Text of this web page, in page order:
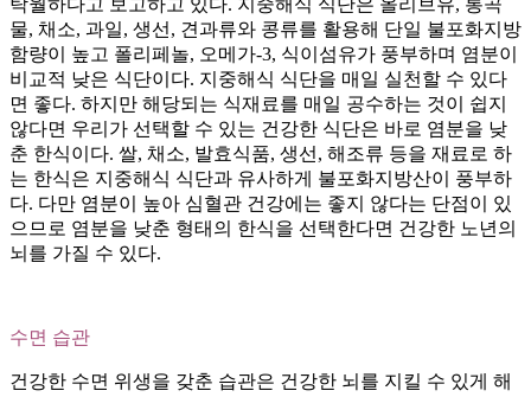
탁월하다고 보고하고 있다. 지중해식 식단은 올리브유, 통곡
물, 채소, 과일, 생선, 견과류와 콩류를 활용해 단일 불포화지방
함량이 높고 폴리페놀, 오메가-3, 식이섬유가 풍부하며 염분이
비교적 낮은 식단이다. 지중해식 식단을 매일 실천할 수 있다
면 좋다. 하지만 해당되는 식재료를 매일 공수하는 것이 쉽지
않다면 우리가 선택할 수 있는 건강한 식단은 바로 염분을 낮
춘 한식이다. 쌀, 채소, 발효식품, 생선, 해조류 등을 재료로 하
는 한식은 지중해식 식단과 유사하게 불포화지방산이 풍부하
다. 다만 염분이 높아 심혈관 건강에는 좋지 않다는 단점이 있
으므로 염분을 낮춘 형태의 한식을 선택한다면 건강한 노년의
뇌를 가질 수 있다.
수면 습관
건강한 수면 위생을 갖춘 습관은 건강한 뇌를 지킬 수 있게 해